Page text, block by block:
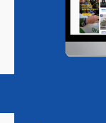
Magazine